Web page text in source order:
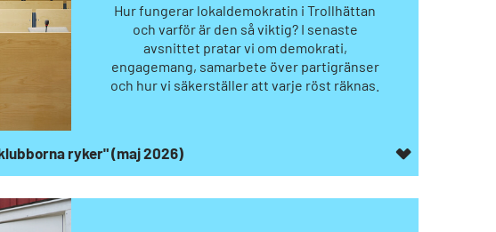
Hur fungerar lokaldemokratin i Trollhättan
och varför är den så viktig? I senaste
avsnittet pratar vi om demokrati,
engagemang, samarbete över partigränser
och hur vi säkerställer att varje röst räknas.
ryker" (maj 2026)